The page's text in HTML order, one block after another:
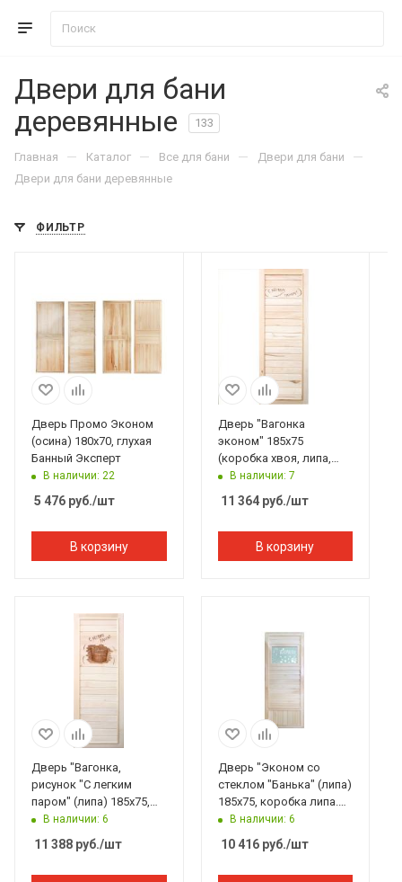
Двери для бани
деревянные
133
Главная — Каталог — Все для бани — Двери для бани —
Двери для бани деревянные
ФИЛЬТР
Дверь Промо Эконом
(осина) 180х70, глухая
Банный Эксперт
В наличии: 22
5 476 руб./шт
В корзину
Дверь "Вагонка
эконом" 185х75
(коробка хвоя, липа,
береза) Банный
В наличии: 7
11 364руб./шт
В корзину
Дверь "Вагонка,
рисунок "С легким
паром" (липа) 185х75,
коробка липа. Банный
Эксперт
В наличии: 6
11 388 руб./шт
Дверь "Эконом со
стеклом "Банька" (липа)
185х75, коробка липа.
Банный Эксперт
В наличии: 6
10 416руб./шт